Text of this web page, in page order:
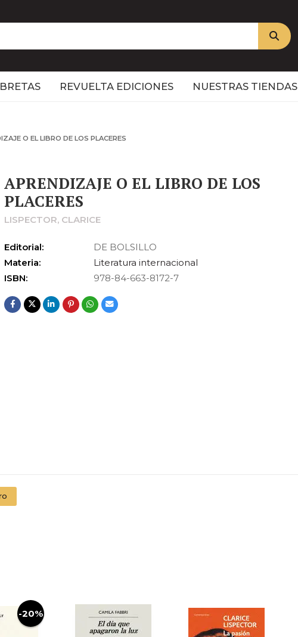
REVUELTA EDICIONES NUESTRAS TIENDAS
O EL LIBRO DE LOS PLACERES
APRENDIZAJE O EL LIBRO DE LOS
PLACERES
LISPECTOR, CLARICE
Editorial:
DE BOLSILLO
Materia:
Literatura internacional
ISBN:
978-84-663-8172-7
-20%